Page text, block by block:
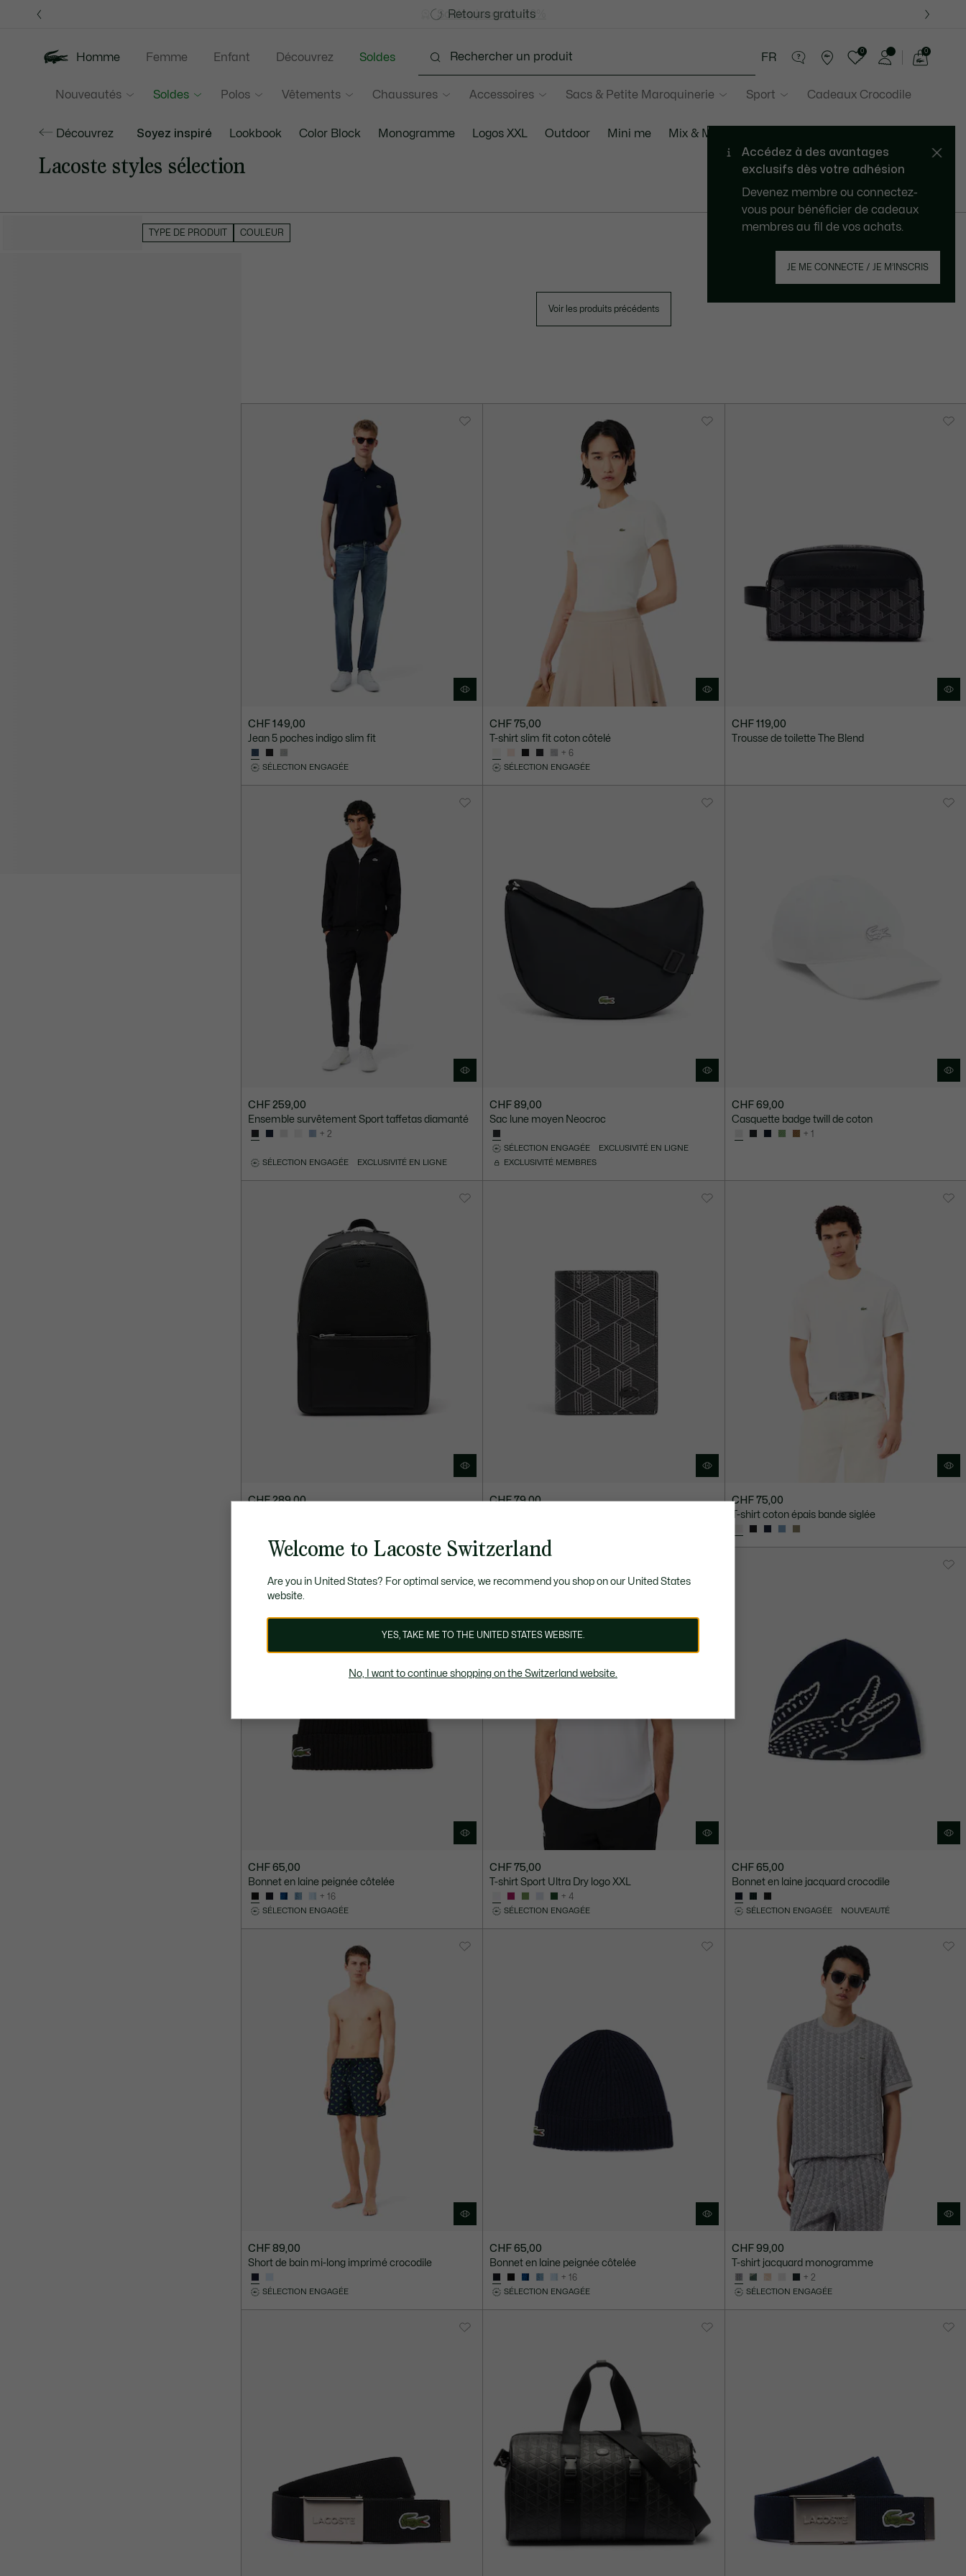
d’information
Retours gratuits
Devenez Lacoste Member!
Soldes jusqu'à -50%
Homme
Nouveautés Soldes Polos Vêtements Chaussures Accessoires Sacs & Petite Maroquinerie Sport Cadeaux Crocodile
Femme Enfant Découvrez Soldes FR
0
panier
0
Découvrez Soyez inspiré Lookbook Color Block Monogramme Logos XXL Outdoor Mini me Mix & Match
Lacoste styles sélection
TYPE DE PRODUIT COULEUR 352 résultats
Voir les produits précédents
CHF 149,00
Jean 5 poches indigo slim fit
SÉLECTION ENGAGÉE
CHF 75,00
T-shirt slim fit coton côtelé
+ 6
SÉLECTION ENGAGÉE
CHF 119,00
Trousse de toilette The Blend
CHF 259,00
Ensemble survêtement Sport taffetas diamanté
+ 2
SÉLECTION ENGAGÉE EXCLUSIVITÉ EN LIGNE
CHF 89,00
Sac lune moyen Neocroc
SÉLECTION ENGAGÉE
EXCLUSIVITÉ EN LIGNE
EXCLUSIVITÉ MEMBRES
CHF 69,00
Casquette badge twill de coton
+ 1
CHF 289,00
CHF 79,00
CHF 75,00
T-shirt coton épais bande siglée
CHF 65,00
Bonnet en laine peignée côtelée
+ 16
SÉLECTION ENGAGÉE
CHF 75,00
T-shirt Sport Ultra Dry logo XXL
+ 4
SÉLECTION ENGAGÉE
CHF 65,00
Bonnet en laine jacquard crocodile
SÉLECTION ENGAGÉE NOUVEAUTÉ
CHF 89,00
Short de bain mi-long imprimé crocodile
SÉLECTION ENGAGÉE
CHF 65,00
Bonnet en laine peignée côtelée
+ 16
SÉLECTION ENGAGÉE
CHF 99,00
T-shirt jacquard monogramme
+ 2
SÉLECTION ENGAGÉE
Welcome to Lacoste Switzerland
Are you in United States? For optimal service, we recommend you shop on our United States
website.
YES, TAKE ME TO THE UNITED STATES WEBSITE.
No, I want to continue shopping on the Switzerland website.